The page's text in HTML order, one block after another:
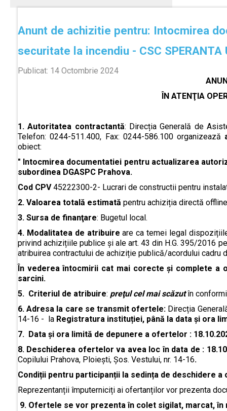
Anunt de achizitie pentru: Intocmirea
securitate la incendiu - CSC SPERANTA
Publicat: 14 Octombrie 2024
ÎN ATENŢIA
1. Autoritatea contractantă: Direcția Generală de
Telefon: 0244-511.400, Fax: 0244-586.100 organizează
obiect:
" Intocmirea documentatiei pentru actualizarea
subordinea DGASPC Prahova.
Cod CPV45222300-2- Lucrari de constructii pentru
2. Valoarea totală estimată pentru achiziția directă
3. Sursa de finanţare: Bugetul local.
4. Modalitatea de atribuireare ca temei legal
privind achizițiile publice și ale art. 43 din H.G. 395/2016
atribuirea contractului de achiziție publică/acordului cadru
În vederea întocmirii cat mai corecte și complete
sarcini.
5. Criteriul de atribuire: preţul cel mai scăzut în
6. Adresa la care se transmit ofertele: Direcția
14-16 - la Registratura instituției, până la data și ora
7. Data şi ora limită de depunere a ofertelor :
8. Deschiderea ofertelor va avea loc în data de :
Copilului Prahova, Ploiești, Șos. Vestului, nr. 14-16.
Condiții pentru participanții la sedința de deschidere
Reprezentanții împuterniciți ai ofertanților vor prezenta
9. Ofertele se vor prezenta în colet sigilat, marcat,